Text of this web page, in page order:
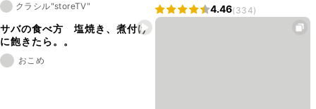
クラシル"storeTV" 4.46(334)
サバの食べ方 塩焼き、煮付け
に飽きたら。。
おこめ